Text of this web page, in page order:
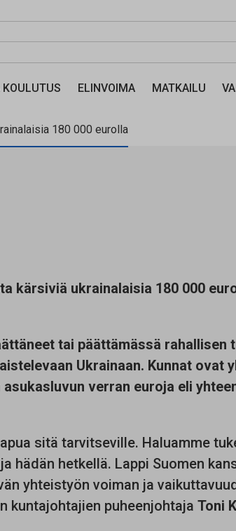
ELINVOIMA MATKAILU
180 000 eurolla
kärsiviä ukrainalaisia 180 000
tai päättämässä rahallisen
Ukrainaan. Kunnat ovat
verran euroja eli
sitä tarvitseville. Haluamme
hädän hetkellä. Lappi Suomen
yhteistyön voiman ja
kuntajohtajien puheenjohtaja Toni